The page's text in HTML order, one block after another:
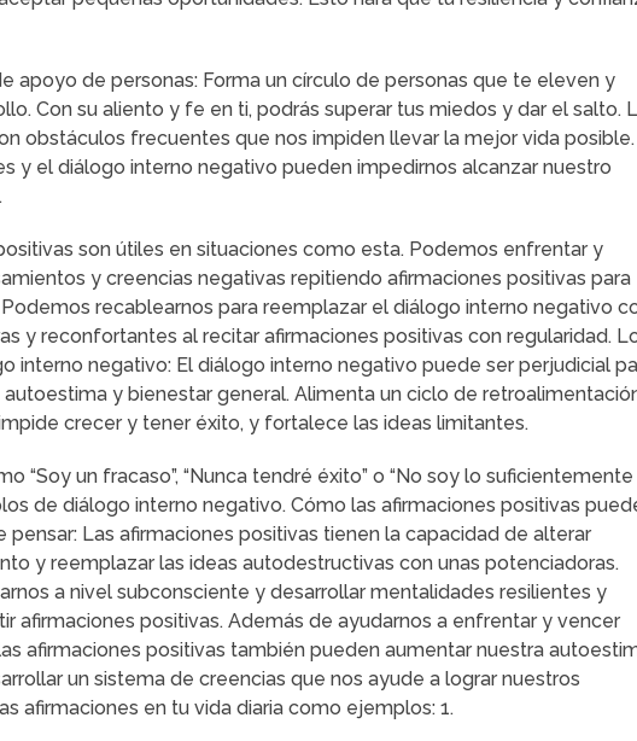
apoyo de personas: Forma un círculo de personas que te eleven y
Con su aliento y fe en ti, podrás superar tus miedos y dar el salto.
obstáculos frecuentes que nos impiden llevar la mejor vida posible.
y el diálogo interno negativo pueden impedirnos alcanzar nuestro
son útiles en situaciones como esta. Podemos enfrentar y
y creencias negativas repitiendo afirmaciones positivas para
recablearnos para reemplazar el diálogo interno negativo
y reconfortantes al recitar afirmaciones positivas con regularidad.
interno negativo: El diálogo interno negativo puede ser perjudicial
autoestima y bienestar general. Alimenta un ciclo de
crecer y tener éxito, y fortalece las ideas limitantes.
“Soy un fracaso”, “Nunca tendré éxito” o “No soy lo suficientemente
de diálogo interno negativo. Cómo las afirmaciones positivas
pensar: Las afirmaciones positivas tienen la capacidad de alterar
y reemplazar las ideas autodestructivas con unas potenciadoras.
a nivel subconsciente y desarrollar mentalidades resilientes y
afirmaciones positivas. Además de ayudarnos a enfrentar y vencer
afirmaciones positivas también pueden aumentar nuestra
un sistema de creencias que nos ayude a lograr nuestros
afirmaciones en tu vida diaria como ejemplos: 1.